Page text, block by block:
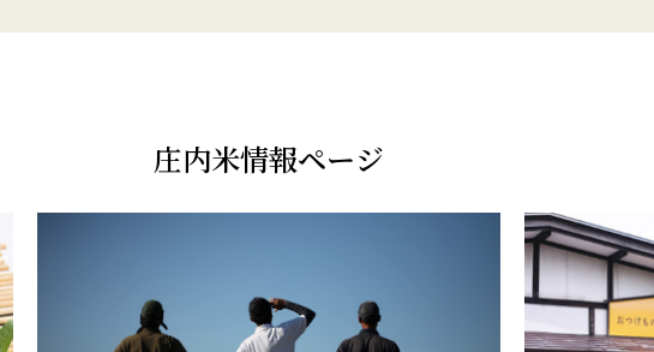
庄内米情報ページ